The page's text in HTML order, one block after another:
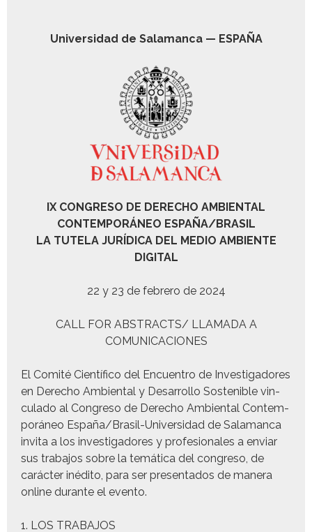
Uni­ver­si­dad de Sala­man­ca — ESPAÑA
IX CONGRESO DE DERECHO AMBIENTAL
CONTEMPORÁNEO ESPAÑA/BRASIL
LA TUTELA JURÍDICA DEL MEDIO AMBIENTE
DIGITAL
22 y 23 de febrero de 2024
CALL FOR ABSTRACTS/ LLAMADA A
COMUNICACIONES
El Comité Cien­tí­fi­co del Encuen­tro de Inves­ti­gadores
en Dere­cho Ambi­en­tal y Desar­rol­lo Sostenible vin­
cu­la­do al Con­gre­so de Dere­cho Ambi­en­tal Con­tem­
porá­neo España/Brasil-Uni­ver­si­dad de Sala­man­ca
invi­ta a los inves­ti­gadores y pro­fe­sion­ales a enviar
sus tra­ba­jos sobre la temáti­ca del con­gre­so, de
carác­ter inédi­to, para ser pre­sen­ta­dos de man­era
online durante el evento.
1. LOS TRABAJOS